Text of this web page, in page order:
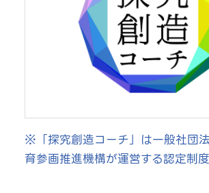
※「探究創造コーチ」は一般社団
育参画推進機構が運営する認定制